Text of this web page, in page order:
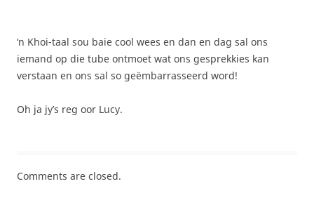
‘n Khoi-taal sou baie cool wees en dan en dag sal ons
iemand op die tube ontmoet wat ons gesprekkies kan
verstaan en ons sal so geëmbarrasseerd word!
Oh ja jy’s reg oor Lucy.
Comments are closed.